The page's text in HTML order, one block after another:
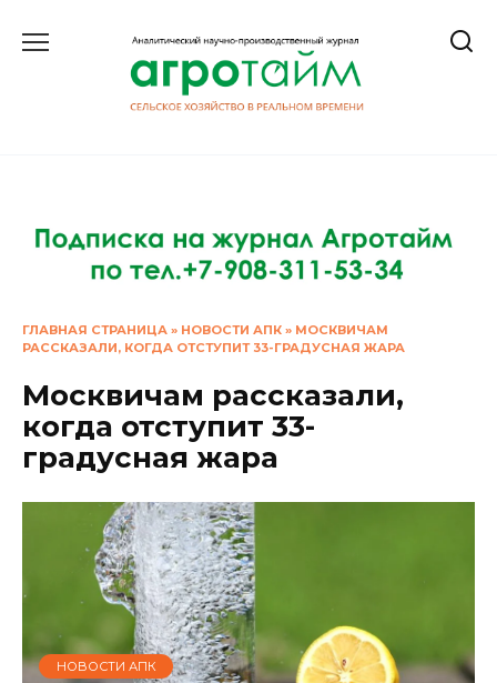
ГЛАВНАЯ СТРАНИЦА » НОВОСТИ АПК » МОСКВИЧАМ
РАССКАЗАЛИ, КОГДА ОТСТУПИТ 33-ГРАДУСНАЯ ЖАРА
Москвичам рассказали,
когда отступит 33-
градусная жара
НОВОСТИ АПК